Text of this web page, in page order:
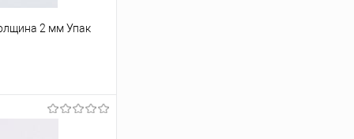
2 мм Упак